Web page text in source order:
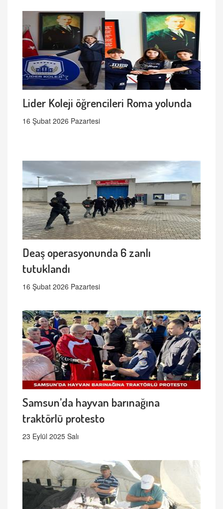
Lider Koleji öğrencileri Roma yolunda
16 Şubat 2026 Pazartesi
Deaş operasyonunda 6 zanlı
tutuklandı
16 Şubat 2026 Pazartesi
Samsun’da hayvan barınağına
traktörlü protesto
23 Eylül 2025 Salı